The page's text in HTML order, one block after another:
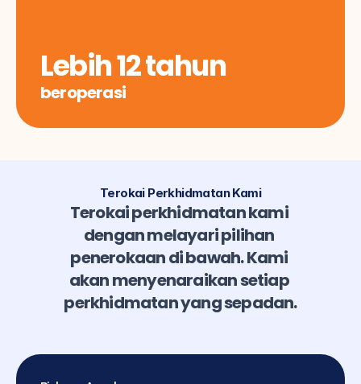
Lebih 12 tahun
beroperasi
Terokai Perkhidmatan Kami
Terokai perkhidmatan kami
dengan melayari pilihan
penerokaan di bawah. Kami
akan menyenaraikan setiap
perkhidmatan yang sepadan.